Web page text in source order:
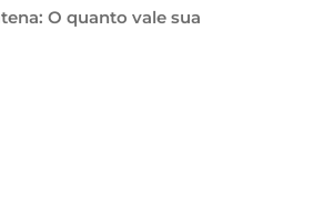
O quanto vale sua